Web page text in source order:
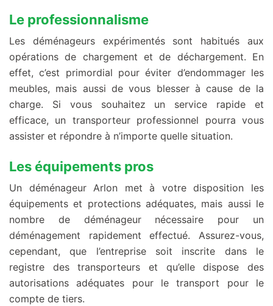
Le professionnalisme
Les déménageurs expérimentés sont habitués aux
opérations de chargement et de déchargement. En
effet, c’est primordial pour éviter d’endommager les
meubles, mais aussi de vous blesser à cause de la
charge. Si vous souhaitez un service rapide et
efficace, un transporteur professionnel pourra vous
assister et répondre à n’importe quelle situation.
Les équipements pros
Un déménageur Arlon met à votre disposition les
équipements et protections adéquates, mais aussi le
nombre de déménageur nécessaire pour un
déménagement rapidement effectué. Assurez-vous,
cependant, que l’entreprise soit inscrite dans le
registre des transporteurs et qu’elle dispose des
autorisations adéquates pour le transport pour le
compte de tiers.